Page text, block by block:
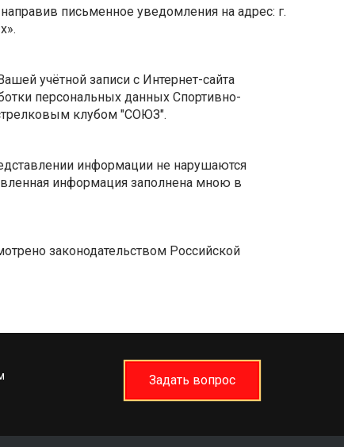
письменное уведомления на адрес: г.
учётной записи с Интернет-сайта
персональных данных Спортивно-
клубом "СОЮЗ".
информации не нарушаются
информация заполнена мною в
законодательством Российской
Задать вопрос